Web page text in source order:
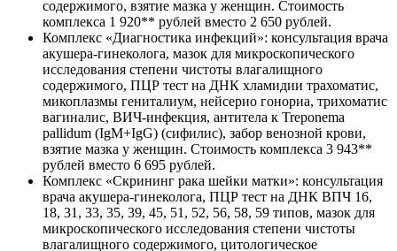
содержимого, взятие мазка у женщин. Стоимость
комплекса 1 920** рублей вместо 2 650 рублей.
Комплекс «Диагностика инфекций»: консультация врача
акушера-гинеколога, мазок для микроскопического
исследования степени чистоты влагалищного
содержимого, ПЦР тест на ДНК хламидии трахоматис,
микоплазмы гениталиум, нейсерио гонориа, трихоматис
вагиналис, ВИЧ-инфекция, антитела к Treponema
pallidum (IgM+IgG) (сифилис), забор венозной крови,
взятие мазка у женщин. Стоимость комплекса 3 943**
рублей вместо 6 695 рублей.
Комплекс «Скрининг рака шейки матки»: консультация
врача акушера-гинеколога, ПЦР тест на ДНК ВПЧ 16,
18, 31, 33, 35, 39, 45, 51, 52, 56, 58, 59 типов, мазок для
микроскопического исследования степени чистоты
влагалищного содержимого, цитологическое